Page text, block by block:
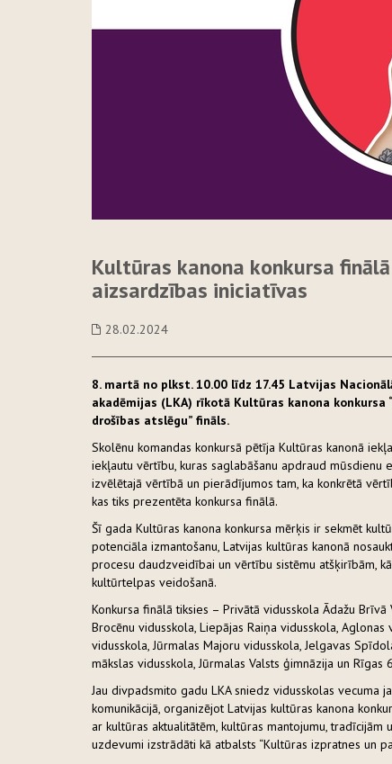
Kultūras kanona konkursa
aizsardzības iniciatīvas
28.02.2024
8. martā no plkst. 10.00 līdz 17.45 Latvijas
akadēmijas (LKA) rīkotā Kultūras kanona konkursa “
drošības atslēgu” fināls.
Skolēnu komandas konkursā pētīja Kultūras kanonā
iekļautu vērtību, kuras saglabāšanu apdraud mūsdienu
izvēlētajā vērtībā un pierādījumos tam, ka konkrētā
kas tiks prezentēta konkursa finālā.
Šī gada Kultūras kanona konkursa mērķis ir sekmēt
potenciāla izmantošanu, Latvijas kultūras kanonā
procesu daudzveidībai un vērtību sistēmu atšķirībām,
kultūrtelpas veidošanā.
Konkursa finālā tiksies – Privātā vidusskola Ādažu
Brocēnu vidusskola, Liepājas Raiņa vidusskola,
vidusskola, Jūrmalas Majoru vidusskola, Jelgavas
mākslas vidusskola, Jūrmalas Valsts ģimnāzija un Rīgas
Jau divpadsmito gadu LKA sniedz vidusskolas
komunikācijā, organizējot Latvijas kultūras kanona
ar kultūras aktualitātēm, kultūras mantojumu, tradīcijām
uzdevumi izstrādāti kā atbalsts “Kultūras izpratnes un